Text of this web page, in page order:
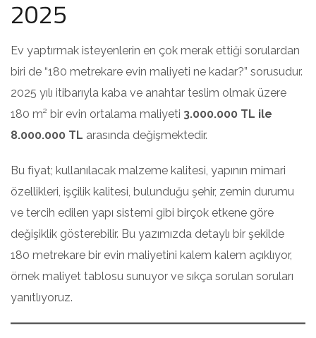
2025
Ev yaptırmak isteyenlerin en çok merak ettiği sorulardan
biri de “180 metrekare evin maliyeti ne kadar?” sorusudur.
2025 yılı itibarıyla kaba ve anahtar teslim olmak üzere
180 m² bir evin ortalama maliyeti 3.000.000 TL ile
8.000.000 TL arasında değişmektedir.
Bu fiyat; kullanılacak malzeme kalitesi, yapının mimari
özellikleri, işçilik kalitesi, bulunduğu şehir, zemin durumu
ve tercih edilen yapı sistemi gibi birçok etkene göre
değişiklik gösterebilir. Bu yazımızda detaylı bir şekilde
180 metrekare bir evin maliyetini kalem kalem açıklıyor,
örnek maliyet tablosu sunuyor ve sıkça sorulan soruları
yanıtlıyoruz.